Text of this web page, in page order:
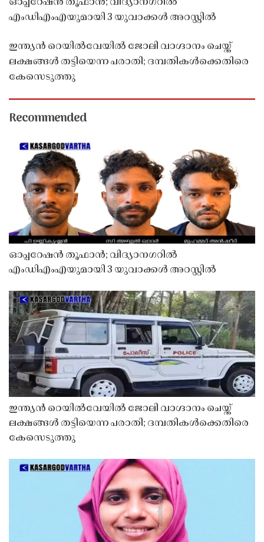
എംഡിഎംഎയുമായി 3 യുവാക്കൾ അറസ്റ്റിൽ
ഇന്ത്യൻ റെയിൽവേയിൽ ജോലി വാഗ്ദാനം ചെയ്ത്
ലക്ഷങ്ങൾ തട്ടിയെന്ന പരാതി; ദമ്പതികൾക്കെതിരെ
കേസെടുത്തു
Recommended
ഓപ്പറേഷൻ തൂഫാൻ; വിദ്യാനഗറിൽ
എംഡിഎംഎയുമായി 3 യുവാക്കൾ അറസ്റ്റിൽ
ഇന്ത്യൻ റെയിൽവേയിൽ ജോലി വാഗ്ദാനം ചെയ്ത്
ലക്ഷങ്ങൾ തട്ടിയെന്ന പരാതി; ദമ്പതികൾക്കെതിരെ
കേസെടുത്തു